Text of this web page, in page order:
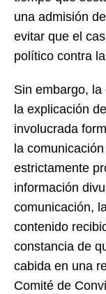
una admisión
evitar que el
político contra
Sin embargo,
la explicación
involucrada
la
estrictamente
información
comunicación,
contenido
constancia de
cabida en una
Comité de